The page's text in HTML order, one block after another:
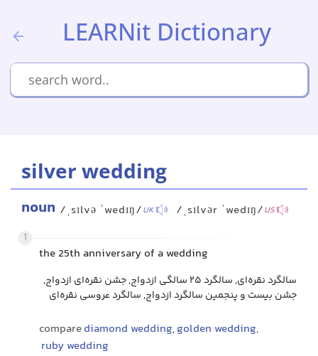
LEARNit Dictionary
silver wedding
noun /ˌsɪlvə ˈwedɪŋ/UK /ˌsɪlvər ˈwedɪŋ/US
1
the 25th anniversary of a wedding
سالگرد نقره‌ای, سالگرد ۲۵ سالگی ازدواج, جشن نقره‌ای ازدواج,
جشن بیست و پنجمین سالگرد ازدواج, سالگرد عروسی نقره‌ای
comparediamond wedding,golden wedding,
ruby wedding